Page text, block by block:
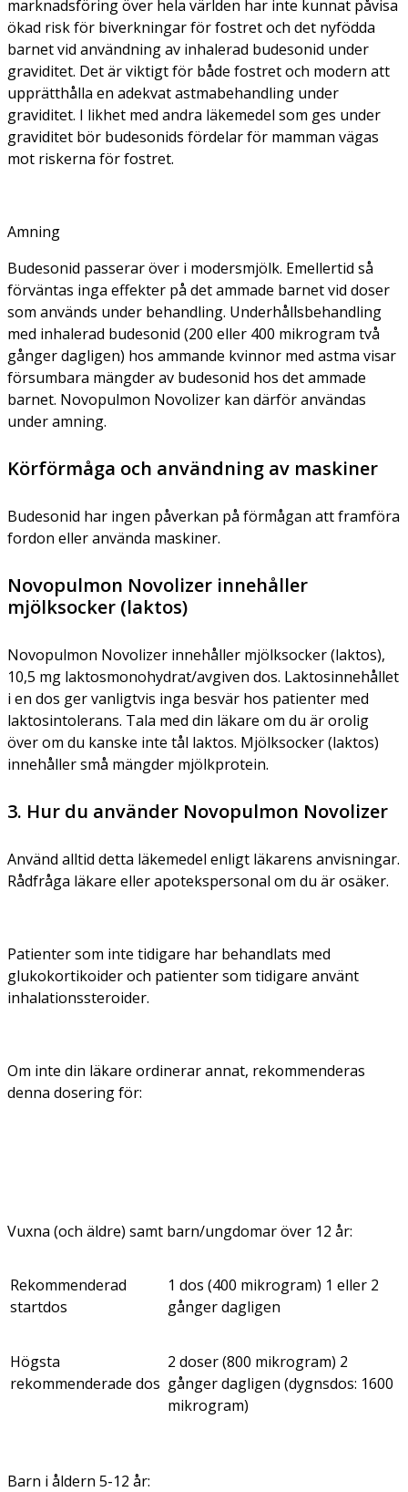
marknadsföring över hela världen har inte kunnat påvisa
ökad risk för biverkningar för fostret och det nyfödda
barnet vid användning av inhalerad budesonid under
graviditet. Det är viktigt för både fostret och modern att
upprätthålla en adekvat astmabehandling under
graviditet. I likhet med andra läkemedel som ges under
graviditet bör budesonids fördelar för mamman vägas
mot riskerna för fostret.
Amning
Budesonid passerar över i modersmjölk. Emellertid så
förväntas inga effekter på det ammade barnet vid doser
som används under behandling. Underhållsbehandling
med inhalerad budesonid (200 eller 400 mikrogram två
gånger dagligen) hos ammande kvinnor med astma visar
försumbara mängder av budesonid hos det ammade
barnet. Novopulmon Novolizer kan därför användas
under amning.
Körförmåga och användning av maskiner
Budesonid har ingen påverkan på förmågan att framföra
fordon eller använda maskiner.
Novopulmon Novolizer innehåller
mjölksocker (laktos)
Novopulmon Novolizer innehåller mjölksocker (laktos),
10,5 mg laktosmonohydrat/avgiven dos. Laktosinnehållet
i en dos ger vanligtvis inga besvär hos patienter med
laktosintolerans. Tala med din läkare om du är orolig
över om du kanske inte tål laktos. Mjölksocker (laktos)
innehåller små mängder mjölkprotein.
3. Hur du använder Novopulmon Novolizer
Använd alltid detta läkemedel enligt läkarens anvisningar.
Rådfråga läkare eller apotekspersonal om du är osäker.
Patienter som inte tidigare har behandlats med
glukokortikoider och patienter som tidigare använt
inhalationssteroider.
Om inte din läkare ordinerar annat, rekommenderas
denna dosering för:
Vuxna (och äldre) samt barn/ungdomar över 12 år:
Rekommenderad
startdos
1 dos (400 mikrogram) 1 eller 2
gånger dagligen
Högsta
rekommenderade dos
2 doser (800 mikrogram) 2
gånger dagligen (dygnsdos: 1600
mikrogram)
Barn i åldern 5-12 år: